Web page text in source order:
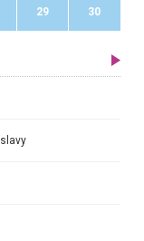
29 30